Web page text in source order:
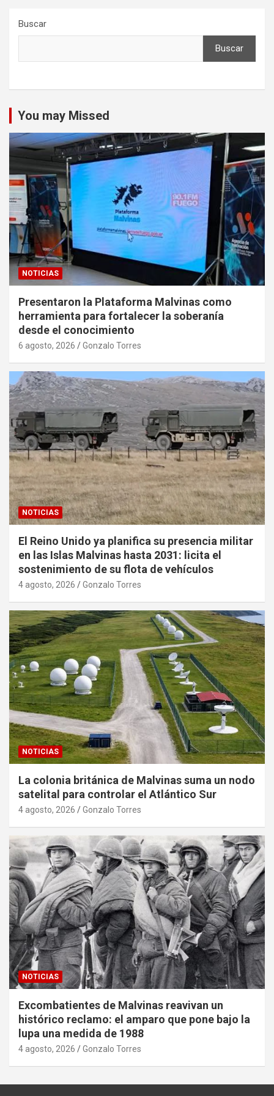
Buscar
Buscar
You may Missed
NOTICIAS
Presentaron la Plataforma Malvinas como
herramienta para fortalecer la soberanía
desde el conocimiento
6 agosto, 2026 Gonzalo Torres
NOTICIAS
El Reino Unido ya planifica su presencia militar
en las Islas Malvinas hasta 2031: licita el
sostenimiento de su flota de vehículos
4 agosto, 2026 Gonzalo Torres
NOTICIAS
La colonia británica de Malvinas suma un nodo
satelital para controlar el Atlántico Sur
4 agosto, 2026 Gonzalo Torres
NOTICIAS
Excombatientes de Malvinas reavivan un
histórico reclamo: el amparo que pone bajo la
lupa una medida de 1988
4 agosto, 2026 Gonzalo Torres